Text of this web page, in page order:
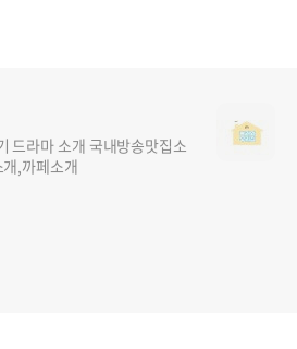
드라마 소개 국내방송맛집소
,까페소개